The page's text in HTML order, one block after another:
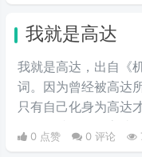
我就是高达
我就是高达，出自《
词。因为曾经被高达
只有自己化身为高达
当时非常流行的梗，
0 点赞 0 评论